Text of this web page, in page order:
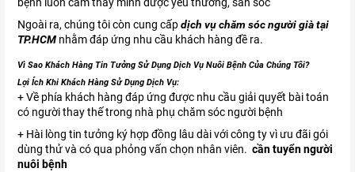
Ngoài ra, chúng tôi còn cung cấpdịch vụ chăm sóc người già tại
TP.HCM nhằm đáp ứng nhu cầu khách hàng đề ra.
Vì Sao Khách Hàng Tin Tưởng Sử Dụng Dịch Vụ Nuôi Bệnh Của Chúng Tôi?
Lợi Ích Khi Khách Hàng Sử Dụng Dịch Vụ:
+ Về phía khách hàng đáp ứng được nhu cầu giải quyết bài toán
có người thay thế trong nhà phụ chăm sóc người bệnh
+ Hài lòng tin tưởng ký hợp đồng lâu dài với công ty vì ưu đãi gói
dùng thử và có qua phỏng vấn chọn nhân viên. cần tuyển người
nuôi bệnh